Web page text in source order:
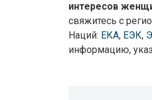
интересов
свяжитесь с
Наций: ЕКА, ЕЭК,
информацию,